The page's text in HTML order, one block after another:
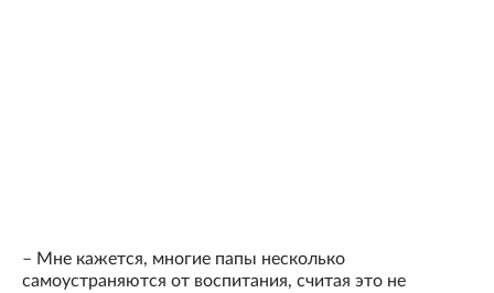
– Мне кажется, многие папы несколько
самоустраняются от воспитания, считая это не